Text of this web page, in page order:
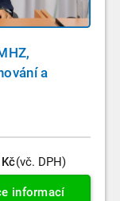
a
(vč. DPH)
informací